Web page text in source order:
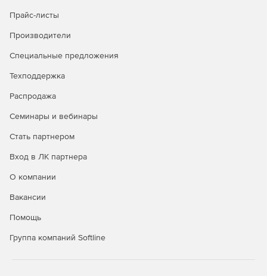
Прайс-листы
Производители
Специальные предложения
Техподдержка
Распродажа
Семинары и вебинары
Стать партнером
Вход в ЛК партнера
О компании
Вакансии
Помощь
Группа компаний Softline